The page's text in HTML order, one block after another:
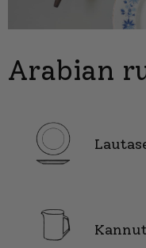
Arabian